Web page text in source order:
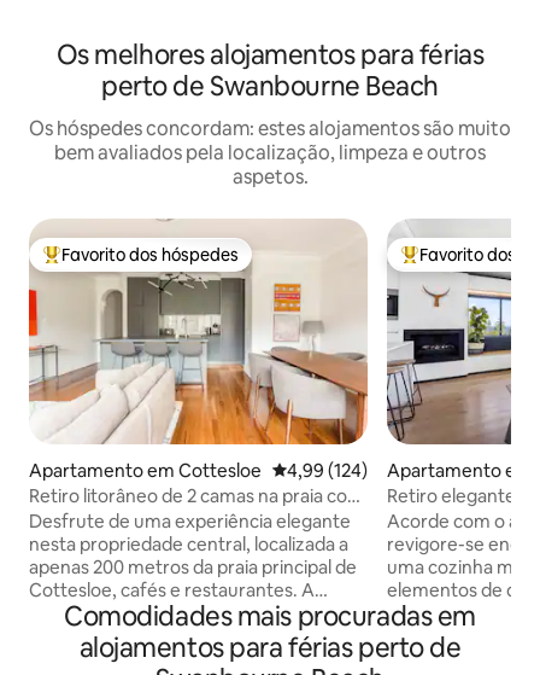
Os melhores alojamentos para férias
perto de Swanbourne Beach
Os hóspedes concordam: estes alojamentos são muito
bem avaliados pela localização, limpeza e outros
aspetos.
Favoritos dos hóspedes mais apreciados
Favorito dos hóspedes
Apartamento em Cottesloe Classificação média de 4,99 em
4,99 (124)
Retiro litorâneo de 2 camas na praia com
estacionamento fora da rua
Desfrute de uma experiência elegante
nesta propriedade central, localizada a
apenas 200 metros da praia principal de
Cottesloe, cafés e restaurantes. A
unidade de luxo inclui um quarto
principal muito grande com cama king,
área de estudo/área de estar e jardim
Favoritos dos
Favorito dos
Apartamento em
Retiro elegante
deslumbrante
Acorde com o ar
revigore-se
uma cozinha
elementos de
para a varanda
norte e relaxe no
maravilhar com a
Comodidades mais procuradas em
alojamentos para férias perto de